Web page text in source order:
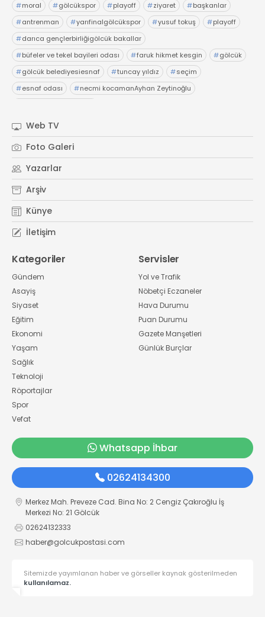
#moral #gölcükspor #playoff #ziyaret #başkanlar
#antrenman #yarıfinalgölcükspor #yusuf tokuş #playoff
#darıca gençlerbirliğigölcük bakallar
#büfeler ve tekel bayileri odası #faruk hikmet kesgin #gölcük
#gölcük belediyesiesnaf #tuncay yıldız #seçim
#esnaf odası #necmi kocamanAyhan Zeytinoğlu
Web TV
Foto Galeri
Yazarlar
Arşiv
Künye
İletişim
Kategoriler
Gündem
Asayiş
Siyaset
Eğitim
Ekonomi
Yaşam
Sağlık
Teknoloji
Röportajlar
Spor
Vefat
Servisler
Yol ve Trafik
Nöbetçi Eczaneler
Hava Durumu
Puan Durumu
Gazete Manşetleri
Günlük Burçlar
Whatsapp İhbar
02624134300
Merkez Mah. Preveze Cad. Bina No: 2 Cengiz Çakıroğlu İş
Merkezi No: 21 Gölcük
02624132333
haber@golcukpostasi.com
Sitemizde yayımlanan haber ve görseller kaynak gösterilmeden
kullanılamaz.